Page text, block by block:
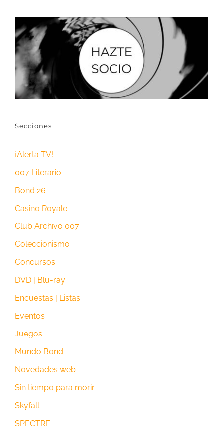
Secciones
¡Alerta TV!
007 Literario
Bond 26
Casino Royale
Club Archivo 007
Coleccionismo
Concursos
DVD | Blu-ray
Encuestas | Listas
Eventos
Juegos
Mundo Bond
Novedades web
Sin tiempo para morir
Skyfall
SPECTRE